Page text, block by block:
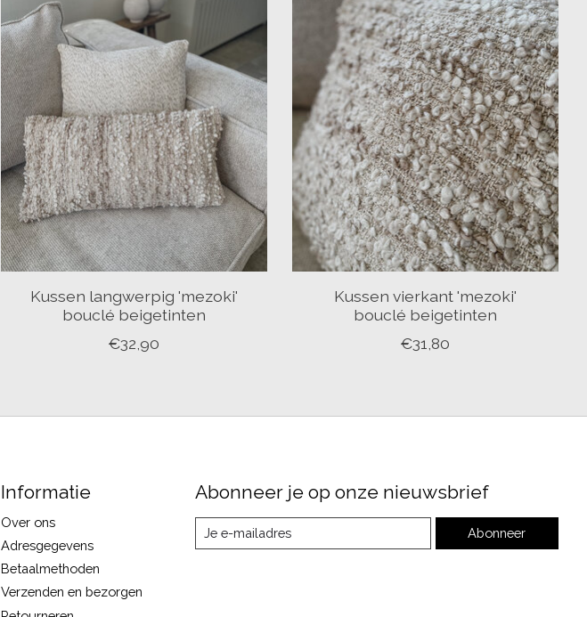
Kussen langwerpig 'mezoki'
bouclé beigetinten
€32,90
Kussen vierkant 'mezoki'
bouclé beigetinten
€31,80
Informatie
Over ons
Adresgegevens
Betaalmethoden
Verzenden en bezorgen
Abonneer je op onze nieuwsbrief
Abonneer